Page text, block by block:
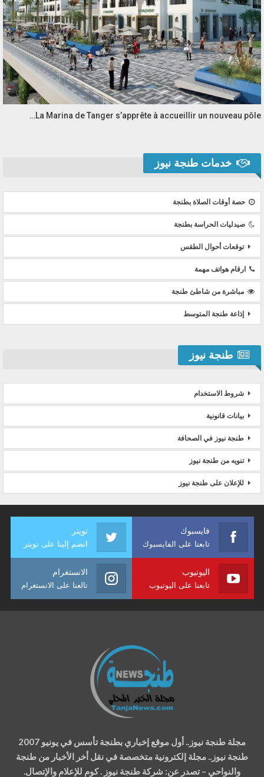
La Marina de Tanger s’apprête à accueillir un nouveau pôle…
خدمات طنجة نيوز
حصة أوقات الصلاة بطنجة
صيدليات الحراسة بطنجة
توقعات أحوال الطقس
ارقام هواتف مهمة
مباشرة من شاطئ طنجة
إذاعة طنجة المتوسط
طنجة نيوز
شروط الاستخدام
بيانات قانونية
طنجة نيوز في الصحافة
تنويه من طنجة نيوز
للإعلان على طنجة نيوز
فايسبوك
تابعنا على الفايسبوك
تويتر
انضم إلينا على تويتر
اليوتيوب
تابعنا على اليوتيوب
الانستغرام
تالعنا على الانستغرام
مجلة طنجة نيوز.. أول موقع إخباري بطنجة تأسس في يونيو 2007
طنجة نيوز.. مجلة إلكترونية متخصصة في نقل أخر الأخبار من طنجة
والنواحي – تصدر عن: شركة طنجة نيوز . كوم للإعلام والإتصال.